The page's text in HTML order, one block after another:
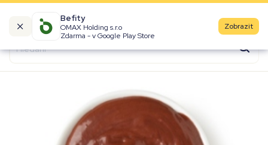
Befity
OMAX Holding s.r.o
Zdarma - v Google Play Store
Zobrazit
Kalorické tabulky
Produkty
Značky